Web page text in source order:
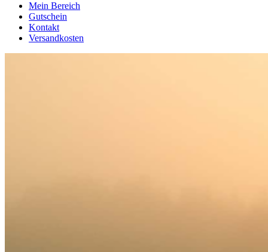
Mein Bereich
Gutschein
Kontakt
Versandkosten